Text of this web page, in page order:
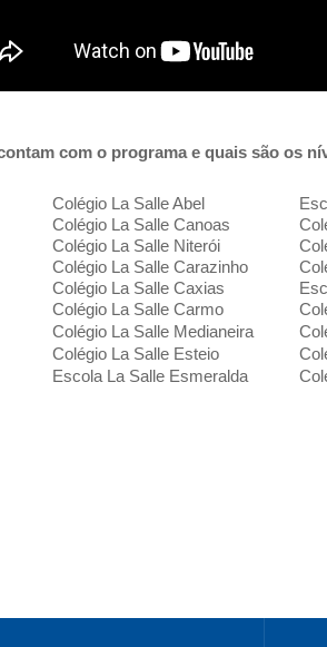
com o programa e quais são os
Colégio La Salle Abel
Colégio La Salle Canoas
Colégio La Salle Niterói
Colégio La Salle Carazinho
Colégio La Salle Caxias
Colégio La Salle Carmo
Colégio La Salle Medianeira
Colégio La Salle Esteio
Escola La Salle Esmeralda